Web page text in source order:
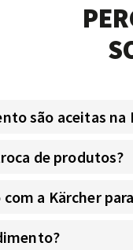
são aceitas na
de produtos?
a Kärcher